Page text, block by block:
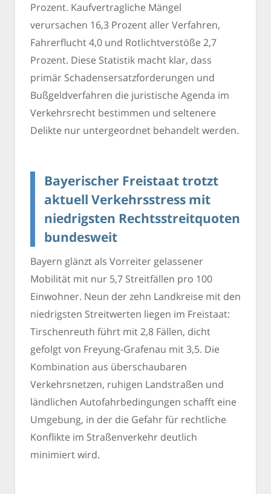
Prozent. Kaufvertragliche Mängel
verursachen 16,3 Prozent aller Verfahren,
Fahrerflucht 4,0 und Rotlichtverstöße 2,7
Prozent. Diese Statistik macht klar, dass
primär Schadensersatzforderungen und
Bußgeldverfahren die juristische Agenda im
Verkehrsrecht bestimmen und seltenere
Delikte nur untergeordnet behandelt werden.
Bayerischer Freistaat trotzt
aktuell Verkehrsstress mit
niedrigsten Rechtsstreitquoten
bundesweit
Bayern glänzt als Vorreiter gelassener
Mobilität mit nur 5,7 Streitfällen pro 100
Einwohner. Neun der zehn Landkreise mit den
niedrigsten Streitwerten liegen im Freistaat:
Tirschenreuth führt mit 2,8 Fällen, dicht
gefolgt von Freyung-Grafenau mit 3,5. Die
Kombination aus überschaubaren
Verkehrsnetzen, ruhigen Landstraßen und
ländlichen Autofahrbedingungen schafft eine
Umgebung, in der die Gefahr für rechtliche
Konflikte im Straßenverkehr deutlich
minimiert wird.